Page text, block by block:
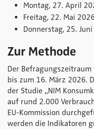
Montag, 27. April
Freitag, 22. Mai
Donnerstag, 25.
Zur Methode
Der
bis zum 16. März 2026.
der Studie „NIM
auf rund 2.000
EU-Kommission
werden die Indikatoren